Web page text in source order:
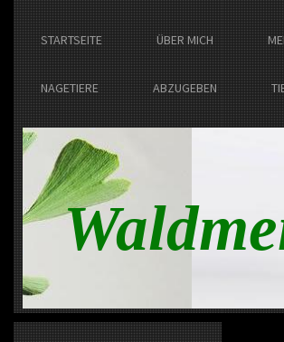
STARTSEITE ÜBER MICH
NAGETIERE ABZUGEBEN